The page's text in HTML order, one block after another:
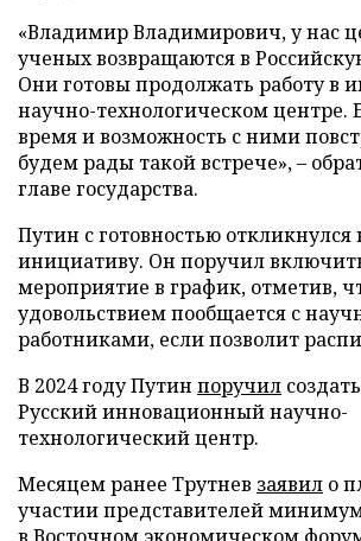
«Владимир Владимирович, у нас
ученых возвращаются в
Они готовы продолжать работу в
научно-технологическом центре.
время и возможность с ними
будем рады такой встрече», –
главе государства.
Путин с готовностью откликнулся
инициативу. Он поручил
мероприятие в график, отметив,
удовольствием пообщается с
работниками, если позволит
В 2024 году Путин поручил
Русский инновационный научно-
технологический центр.
Месяцем ранее Трутнев заявил о
участии представителей минимум